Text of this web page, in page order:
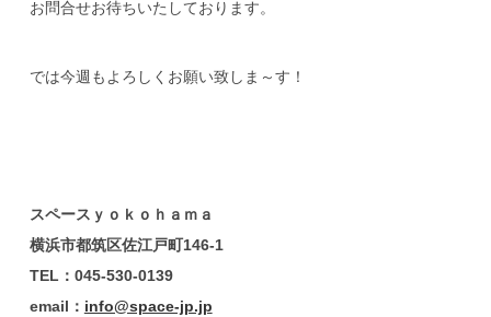
お問合せお待ちいたしております。
では今週もよろしくお願い致しま～す！
スペースｙｏｋｏｈａｍａ
横浜市都筑区佐江戸町146-1
TEL： 045-530-0139
email ： info@space-jp.jp